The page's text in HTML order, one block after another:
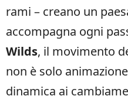
rami – creano un
accompagna ogni
Wilds, il movimento
non è solo
dinamica ai